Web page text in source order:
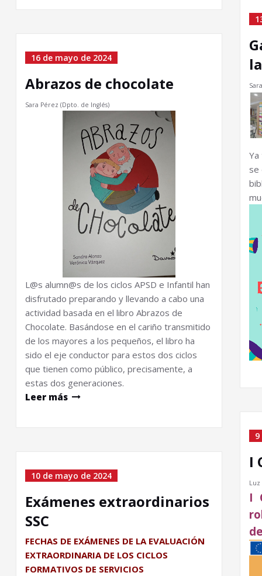
16 de mayo de 2024
Abrazos de chocolate
Sara Pérez (Dpto. de Inglés)
L@s alumn@s de los ciclos APSD e Infantil han
disfrutado preparando y llevando a cabo una
actividad basada en el libro Abrazos de
Chocolate. Basándose en el cariño transmitido
de los mayores a los pequeños, el libro ha
sido el eje conductor para estos dos ciclos
que tienen como público, precisamente, a
estas dos generaciones.
Leer más
10 de mayo de 2024
Exámenes extraordinarios
SSC
FECHAS DE EXÁMENES DE LA EVALUACIÓN
EXTRAORDINARIA DE LOS CICLOS
FORMATIVOS DE SERVICIOS
se
I
Luz
I